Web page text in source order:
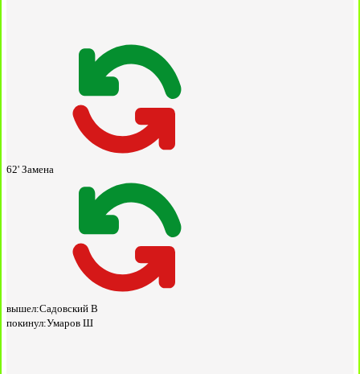
62' Замена
вышел:Садовский В
покинул:Умаров Ш